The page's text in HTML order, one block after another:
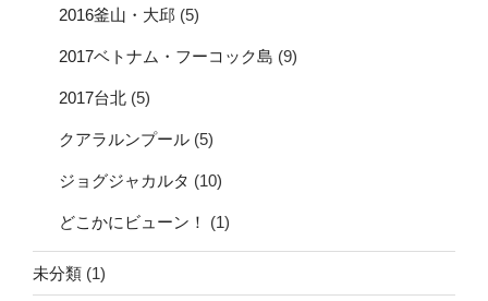
2016釜山・大邱 (5)
2017ベトナム・フーコック島 (9)
2017台北 (5)
クアラルンプール (5)
ジョグジャカルタ (10)
どこかにビューン！ (1)
未分類 (1)